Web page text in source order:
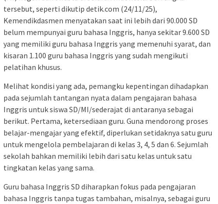
tersebut, seperti dikutip detik.com (24/11/25),
Kemendikdasmen menyatakan saat ini lebih dari 90.000 SD
belum mempunyai guru bahasa Inggris, hanya sekitar 9.600 SD
yang memiliki guru bahasa Inggris yang memenuhi syarat, dan
kisaran 1.100 guru bahasa Inggris yang sudah mengikuti
pelatihan khusus.
Melihat kondisi yang ada, pemangku kepentingan dihadapkan
pada sejumlah tantangan nyata dalam pengajaran bahasa
Inggris untuk siswa SD/MI/sederajat di antaranya sebagai
berikut. Pertama, ketersediaan guru. Guna mendorong proses
belajar-mengajar yang efektif, diperlukan setidaknya satu guru
untuk mengelola pembelajaran di kelas 3, 4, 5 dan 6. Sejumlah
sekolah bahkan memiliki lebih dari satu kelas untuk satu
tingkatan kelas yang sama.
Guru bahasa Inggris SD diharapkan fokus pada pengajaran
bahasa Inggris tanpa tugas tambahan, misalnya, sebagai guru